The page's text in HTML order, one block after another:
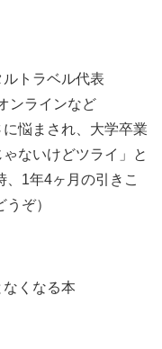
トラベル代表
ンラインなど
悩まされ、大学卒業
ないけどツライ」と
1年4ヶ月の引きこ
うぞ）
なくなる本